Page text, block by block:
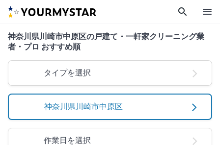
search menu
神奈川県川崎市中原区の戸建て・一軒家クリーニング業
者・プロ おすすめ順
タイプを選択
神奈川県川崎市中原区
作業日を選択